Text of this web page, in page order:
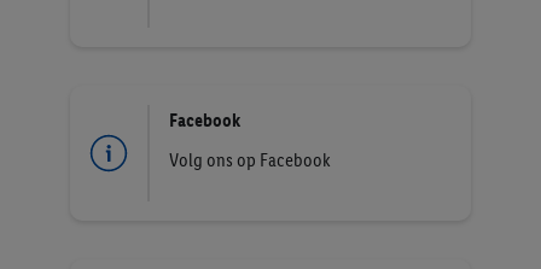
Facebook
Volg ons op Facebook